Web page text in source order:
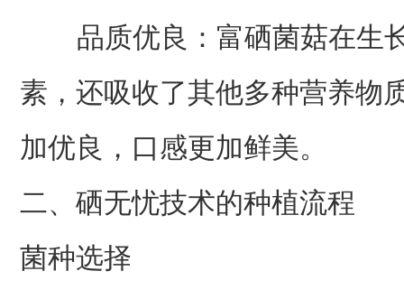
品质优良：富硒菌菇在生
素，还吸收了其他多种营养物
加优良，口感更加鲜美。
二、硒无忧技术的种植流程
菌种选择